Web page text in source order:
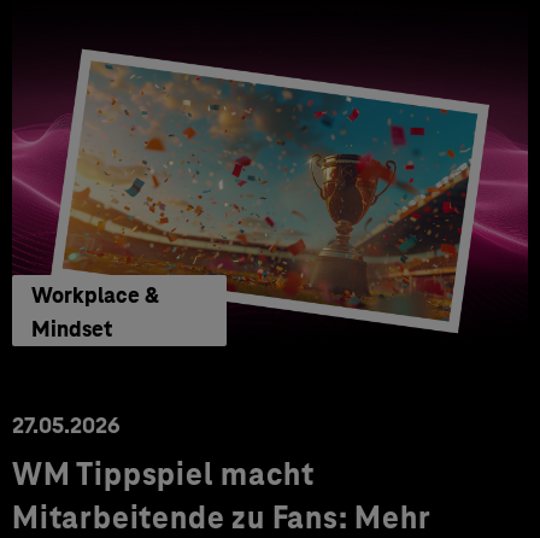
Workplace &
Mindset
27.05.2026
WM Tippspiel macht
Mitarbeitende zu Fans: Mehr